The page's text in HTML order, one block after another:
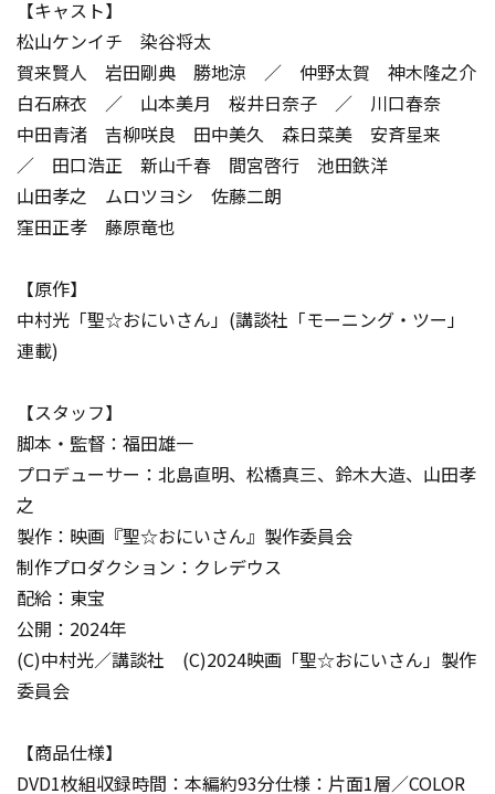
【キャスト】
松山ケンイチ 染谷将太
賀来賢人 岩田剛典 勝地涼 ／ 仲野太賀 神木隆之介
白石麻衣 ／ 山本美月 桜井日奈子 ／ 川口春奈
中田青渚 吉柳咲良 田中美久 森日菜美 安斉星来
／ 田口浩正 新山千春 間宮啓行 池田鉄洋
山田孝之 ムロツヨシ 佐藤二朗
窪田正孝 藤原竜也
【原作】
中村光「聖☆おにいさん」(講談社「モーニング・ツー」
連載)
【スタッフ】
脚本・監督：福田雄一
プロデューサー：北島直明、松橋真三、鈴木大造、山田孝
之
製作：映画『聖☆おにいさん』製作委員会
制作プロダクション：クレデウス
配給：東宝
公開：2024年
(C)中村光／講談社 (C)2024映画「聖☆おにいさん」製作
委員会
【商品仕様】
DVD1枚組収録時間：本編約93分仕様：片面1層／COLOR